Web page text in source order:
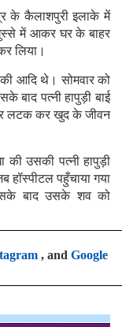
के कैलाशपुरी इलाके में
में आकर घर के बाहर
लिया।
की आदि थे। सोमवार को
बाद पत्नी हापुड़ी बाई
लटक कर खुद के जीवन
उसकी पत्नी हापुड़ी
पहुँचाया गया
बाद उसके शव को
, and Google